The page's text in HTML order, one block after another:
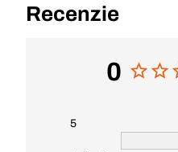
Recenzie
0
5